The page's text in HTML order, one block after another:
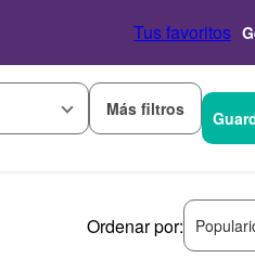
Tus favoritos
Más filtros
Ordenar por: